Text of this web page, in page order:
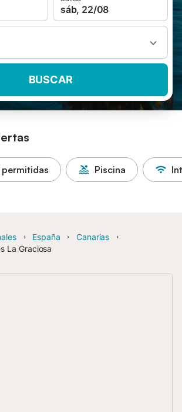
sáb, 22/08
BUSCAR
Piscina
España
Canarias
La Graciosa